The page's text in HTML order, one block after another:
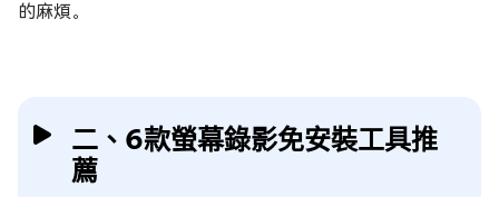
的麻煩。
二、6款螢幕錄影免安裝工具推
薦